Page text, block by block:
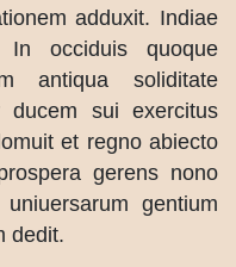
adduxit. Indiae
In occiduis quoque
antiqua soliditate
ducem sui exercitus
et regno abiecto
gerens nono
gentium
dedit.